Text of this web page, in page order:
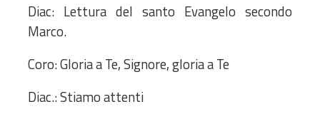
Diac: Lettura del santo Evangelo secondo
Marco.
Coro: Gloria a Te, Signore, gloria a Te
Diac.: Stiamo attenti